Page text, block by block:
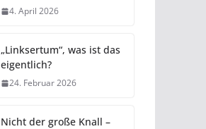
4. April 2026
„Linksertum“, was ist das
eigentlich?
24. Februar 2026
Nicht der große Knall –